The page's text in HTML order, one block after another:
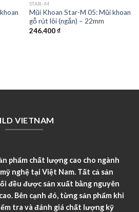
STAR-M
Mũi Khoan Star-M 05: Mũi khoan
gỗ rút lõi (ngắn) – 22mm
246.400₫
VIETNAM
phẩm chất lượng cao cho ngành
nghệ tại Việt Nam. Tất cả sản
đều được sản xuất bằng nguyên
Bên cạnh đó, từng sản phẩm khi
tra và đánh giá chất lượng kỹ